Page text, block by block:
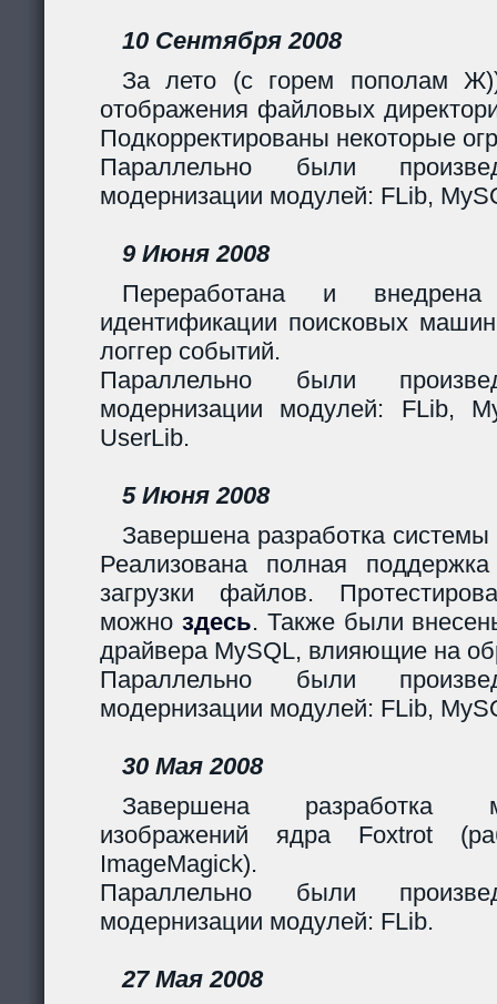
10 Сентября 2008
За лето (с горем пополам
отображения файловых
Подкорректированы некоторые
Параллельно были
модернизации модулей: FLib,
9 Июня 2008
Переработана и
идентификации поисковых
логгер событий.
Параллельно были
модернизации модулей: FLib,
UserLib.
5 Июня 2008
Завершена разработка
Реализована полная
загрузки файлов.
можно здесь. Также были
драйвера MySQL, влияющие на
Параллельно были
модернизации модулей: FLib,
30 Мая 2008
Завершена разработка
изображений ядра Foxtrot
ImageMagick).
Параллельно были
модернизации модулей: FLib.
27 Мая 2008